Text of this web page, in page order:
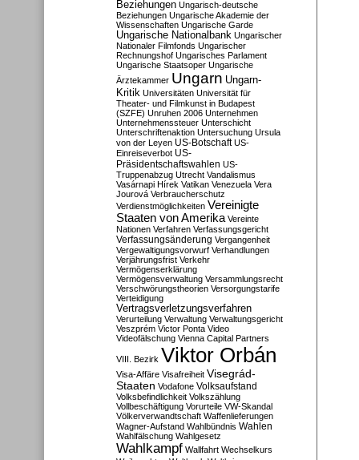
Beziehungen Ungarisch-deutsche
Beziehungen Ungarische Akademie der
Wissenschaften Ungarische Garde
Ungarische Nationalbank Ungarischer
Nationaler Filmfonds Ungarischer
Rechnungshof Ungarisches Parlament
Ungarische Staatsoper Ungarische
Ärztekammer Ungarn Ungarn-
Kritik Universitäten Universität für
Theater- und Filmkunst in Budapest
(SZFE) Unruhen 2006 Unternehmen
Unternehmenssteuer Unterschicht
Unterschriftenaktion Untersuchung Ursula
von der Leyen US-Botschaft US-
Einreiseverbot US-
Präsidentschaftswahlen US-
Truppenabzug Utrecht Vandalismus
Vasárnapi Hírek Vatikan Venezuela Vera
Jourová Verbraucherschutz
Verdienstmöglichkeiten Vereinigte
Staaten von Amerika Vereinte
Nationen Verfahren Verfassungsgericht
Verfassungsänderung Vergangenheit
Vergewaltigungsvorwurf Verhandlungen
Verjährungsfrist Verkehr
Vermögenserklärung
Vermögensverwaltung Versammlungsrecht
Verschwörungstheorien Versorgungstarife
Verteidigung
Vertragsverletzungsverfahren
Verurteilung Verwaltung Verwaltungsgericht
Veszprém Victor Ponta Video
Videofälschung Vienna Capital Partners
VIII. Bezirk Viktor Orbán
Visa-Affäre Visafreiheit Visegrád-
Staaten Vodafone Volksaufstand
Volksbefindlichkeit Volkszählung
Vollbeschäftigung Vorurteile VW-Skandal
Völkerverwandtschaft Waffenlieferungen
Wagner-Aufstand Wahlbündnis Wahlen
Wahlfälschung Wahlgesetz
Wahlkampf Wallfahrt Wechselkurs